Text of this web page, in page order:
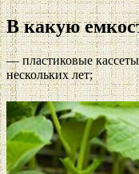
В какую
— пластиковые
нескольких лет;